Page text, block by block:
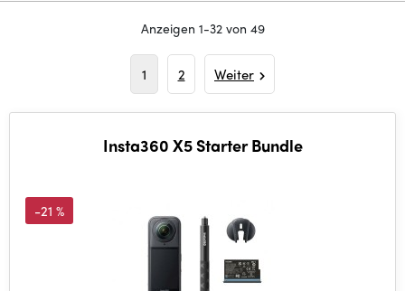
Anzeigen 1-32 von 49
1 2 Weiter
Insta360 X5 Starter Bundle
-21 %